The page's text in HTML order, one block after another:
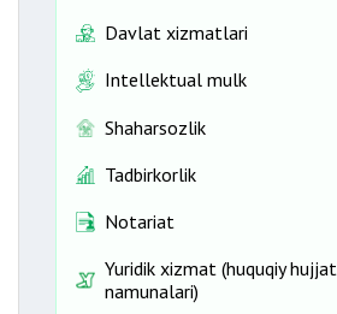
Davlat xizmatlari
Intellektual mulk
Shaharsozlik
Tadbirkorlik
Notariat
Yuridik xizmat (huquqiy hujjat
namunalari)